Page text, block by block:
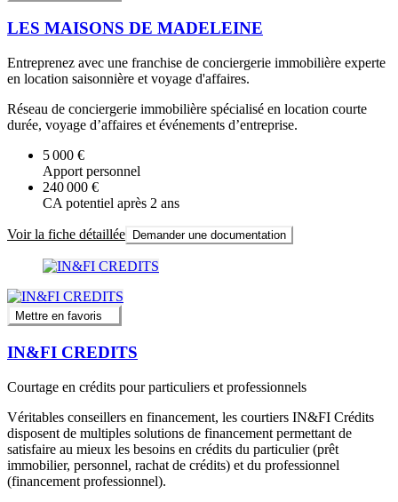
LES MAISONS DE MADELEINE
Entreprenez avec une franchise de conciergerie immobilière experte
en location saisonnière et voyage d'affaires.
Réseau de conciergerie immobilière spécialisé en location courte
durée, voyage d’affaires et événements d’entreprise.
5 000 €
Apport personnel
240 000 €
CA potentiel après 2 ans
Voir la fiche détaillée Demander une documentation
Mettre en favoris
IN&FI CREDITS
Courtage en crédits pour particuliers et professionnels
Véritables conseillers en financement, les courtiers IN&FI Crédits
disposent de multiples solutions de financement permettant de
satisfaire au mieux les besoins en crédits du particulier (prêt
immobilier, personnel, rachat de crédits) et du professionnel
(financement professionnel).